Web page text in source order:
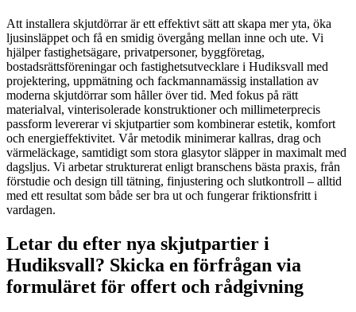
Att installera skjutdörrar är ett effektivt sätt att skapa mer yta, öka
ljusinsläppet och få en smidig övergång mellan inne och ute. Vi
hjälper fastighetsägare, privatpersoner, byggföretag,
bostadsrättsföreningar och fastighetsutvecklare i Hudiksvall med
projektering, uppmätning och fackmannamässig installation av
moderna skjutdörrar som håller över tid. Med fokus på rätt
materialval, vinterisolerade konstruktioner och millimeterprecis
passform levererar vi skjutpartier som kombinerar estetik, komfort
och energieffektivitet. Vår metodik minimerar kallras, drag och
värmeläckage, samtidigt som stora glasytor släpper in maximalt med
dagsljus. Vi arbetar strukturerat enligt branschens bästa praxis, från
förstudie och design till tätning, finjustering och slutkontroll – alltid
med ett resultat som både ser bra ut och fungerar friktionsfritt i
vardagen.
Letar du efter nya skjutpartier i
Hudiksvall? Skicka en förfrågan via
formuläret för offert och rådgivning